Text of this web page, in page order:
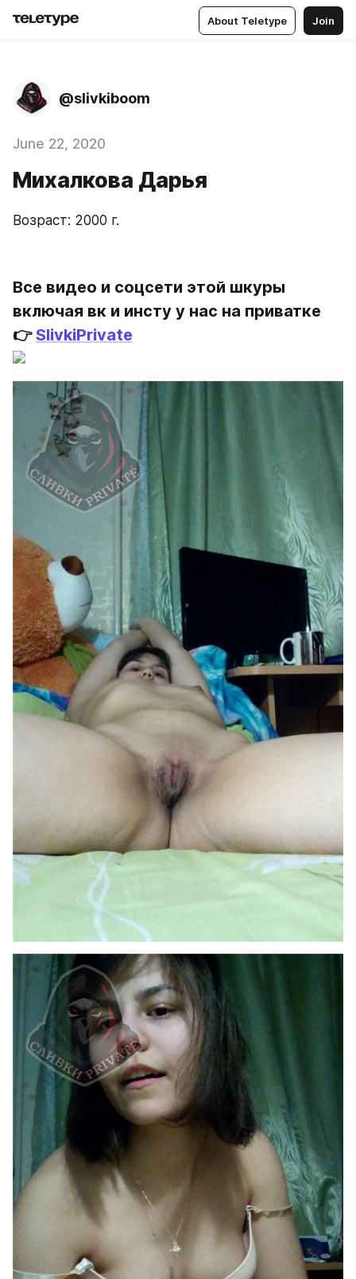
About Teletype Join
@slivkiboom
June 22, 2020
Михалкова Дарья
Возраст: 2000 г.
Все видео и соцсети этой шкуры
включая вк и инсту у нас на приватке
👉 SlivkiPrivate